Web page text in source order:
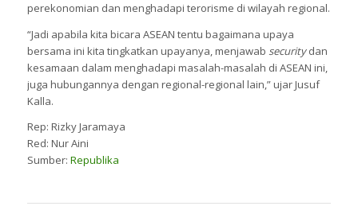
perekonomian dan menghadapi terorisme di wilayah regional.
“Jadi apabila kita bicara ASEAN tentu bagaimana upaya
bersama ini kita tingkatkan upayanya, menjawab securitydan
kesamaan dalam menghadapi masalah-masalah di ASEAN ini,
juga hubungannya dengan regional-regional lain,” ujar Jusuf
Kalla.
Rep: Rizky Jaramaya
Red: Nur Aini
Sumber: Republika